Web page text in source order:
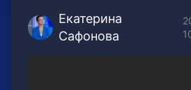
Екатерина
Сафонова